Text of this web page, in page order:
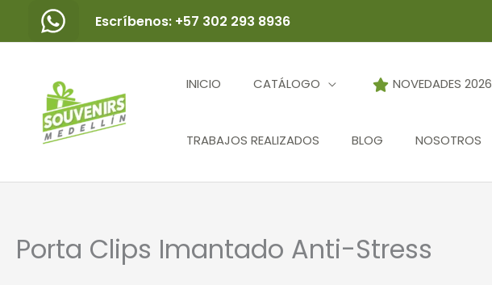
Escríbenos: +57 302 293 8936
INICIO CATÁLOGO NOVEDADES 2026
TRABAJOS REALIZADOS BLOG NOSOTROS
Porta Clips Imantado Anti-Stress